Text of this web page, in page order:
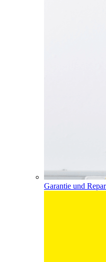
Garantie und